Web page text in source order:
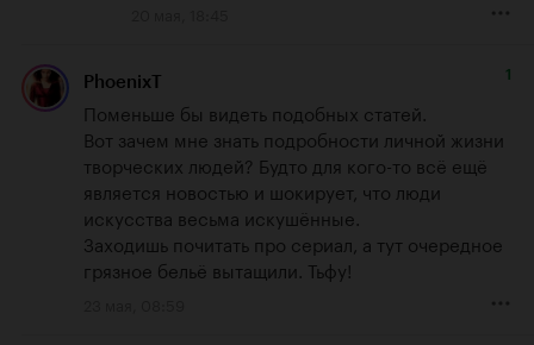
PhoenixT 1
Поменьше бы видеть подобных статей.
Вот зачем мне знать подробности личной жизни
творческих людей? Будто для кого-то всё ещё
является новостью и шокирует, что люди
искусства весьма искушённые.
Заходишь почитать про сериал, а тут очередное
грязное бельё вытащили. Тьфу!